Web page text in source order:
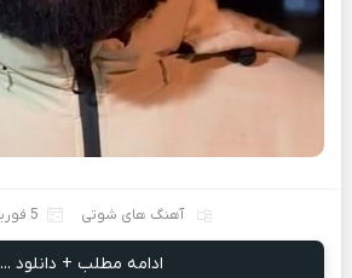
آهنگ های شوتی 5 فوریه 2026
ادامه مطلب + دانلود ...